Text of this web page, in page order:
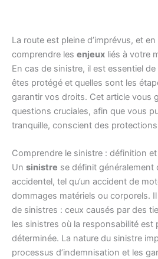
La route est pleine d’imprévus, et
comprendre les enjeux liés à votre
En cas de sinistre, il est essentiel
êtes protégé et quelles sont les
garantir vos droits. Cet article vous
questions cruciales, afin que vous
tranquille, conscient des
Comprendre le sinistre : définition
Un sinistre se définit
accidentel, tel qu’un accident de
dommages matériels ou corporels.
de sinistres : ceux causés par des
les sinistres où la responsabilité est
déterminée. La nature du sinistre
processus d’indemnisation et les